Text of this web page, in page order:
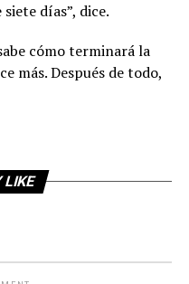
días”, dice.
cómo terminará la
más. Después de todo,
LIKE